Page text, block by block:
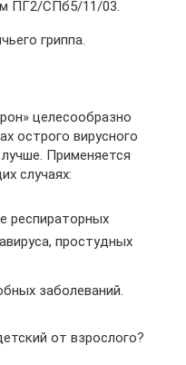
ПГ2/СПб5/11/03.
гриппа.
целесообразно
острого вирусного
Применяется
случаях:
респираторных
простудных
заболеваний.
от взрослого?